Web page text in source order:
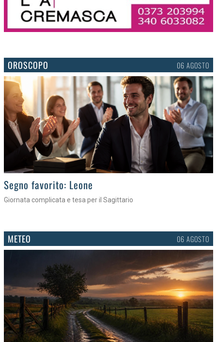
OROSCOPO 06 AGOSTO
>
Segno favorito: Leone
Giornata complicata e tesa per il Sagittario
METEO 06 AGOSTO